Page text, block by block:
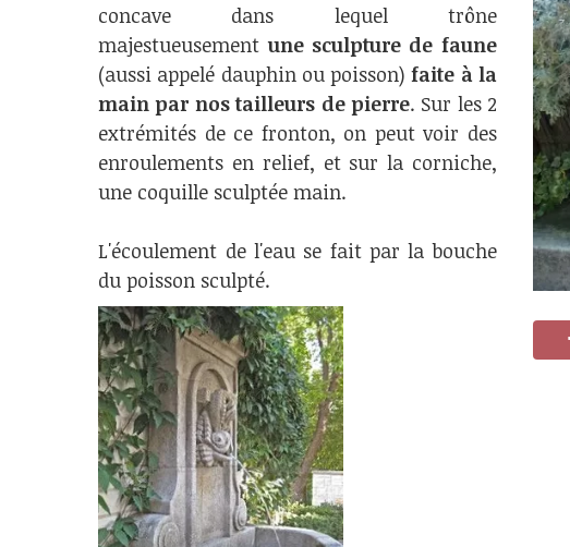
concave dans lequel trône
majestueusementune sculpture de faune
(aussi appelé dauphin ou poisson)faite à la
main par nos tailleurs de pierre. Sur les 2
extrémités de ce fronton, on peut voir des
enroulements en relief, et sur la corniche,
une coquille sculptée main.
L'écoulement de l'eau se fait par la bouche
du poisson sculpté.